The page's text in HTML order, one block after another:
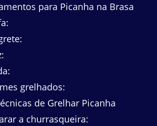
para Picanha na Brasa
grelhados:
de Grelhar Picanha
a churrasqueira: